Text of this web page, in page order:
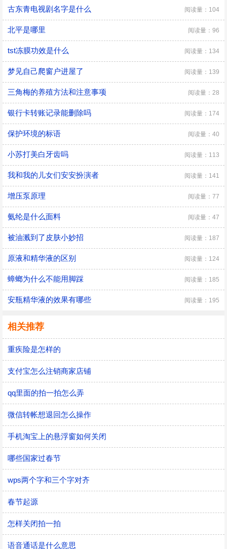
古东青电视剧名字是什么 阅读量：104
北平是哪里 阅读量：96
tst冻膜功效是什么 阅读量：134
梦见自己爬窗户进屋了 阅读量：139
三角梅的养殖方法和注意事项 阅读量：28
银行卡转账记录能删除吗 阅读量：174
保护环境的标语 阅读量：40
小苏打美白牙齿吗 阅读量：113
我和我的儿女们安安扮演者 阅读量：141
增压泵原理 阅读量：77
氨纶是什么面料 阅读量：47
被油溅到了皮肤小妙招 阅读量：187
原液和精华液的区别 阅读量：124
蟑螂为什么不能用脚踩 阅读量：185
安瓶精华液的效果有哪些 阅读量：195
相关推荐
重疾险是怎样的
支付宝怎么注销商家店铺
qq里面的拍一拍怎么弄
微信转帐想退回怎么操作
手机淘宝上的悬浮窗如何关闭
哪些国家过春节
wps两个字和三个字对齐
春节起源
怎样关闭拍一拍
语音通话是什么意思